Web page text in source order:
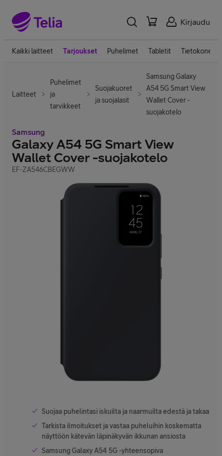
Kirjaudu
Kaikki laitteet Tarjoukset Puhelimet Tabletit Tietokoneet
Laitteet
Puhelimet
ja
tarvikkeet
Suojakuoret
ja suojalasit
Samsung Galaxy
A54 5G Smart View
Wallet Cover -
suojakotelo
Samsung
Galaxy A54 5G Smart View
Wallet Cover -suojakotelo
EF-ZA546CBEGWW
Suojaa puhelintasi iskuilta ja naarmuilta edestä ja takaa
Tarkista ilmoitukset ja vastaa puheluihin koskematta
näyttöön kätevän läpinäkyvän ikkunan ansiosta
Samsung Galaxy A54 5G -yhteensopiva